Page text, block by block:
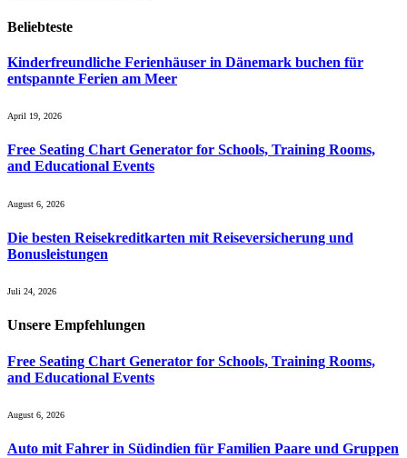
Beliebteste
Kinderfreundliche Ferienhäuser in Dänemark buchen für
entspannte Ferien am Meer
April 19, 2026
Free Seating Chart Generator for Schools, Training Rooms,
and Educational Events
August 6, 2026
Die besten Reisekreditkarten mit Reiseversicherung und
Bonusleistungen
Juli 24, 2026
Unsere Empfehlungen
Free Seating Chart Generator for Schools, Training Rooms,
and Educational Events
August 6, 2026
Auto mit Fahrer in Südindien für Familien Paare und Gruppen